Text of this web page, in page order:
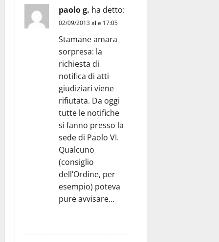
paolo g. ha detto:
02/09/2013 alle 17:05
Stamane amara
sorpresa: la
richiesta di
notifica di atti
giudiziari viene
rifiutata. Da oggi
tutte le notifiche
si fanno presso la
sede di Paolo VI.
Qualcuno
(consiglio
dell’Ordine, per
esempio) poteva
pure avvisare…